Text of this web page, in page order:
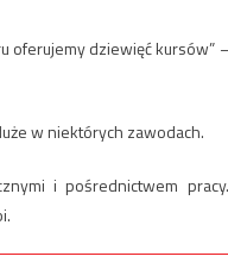
oferujemy dziewięć kursów”
w niektórych zawodach.
i pośrednictwem